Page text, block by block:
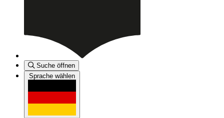
Suche öffnen
Sprache wählen